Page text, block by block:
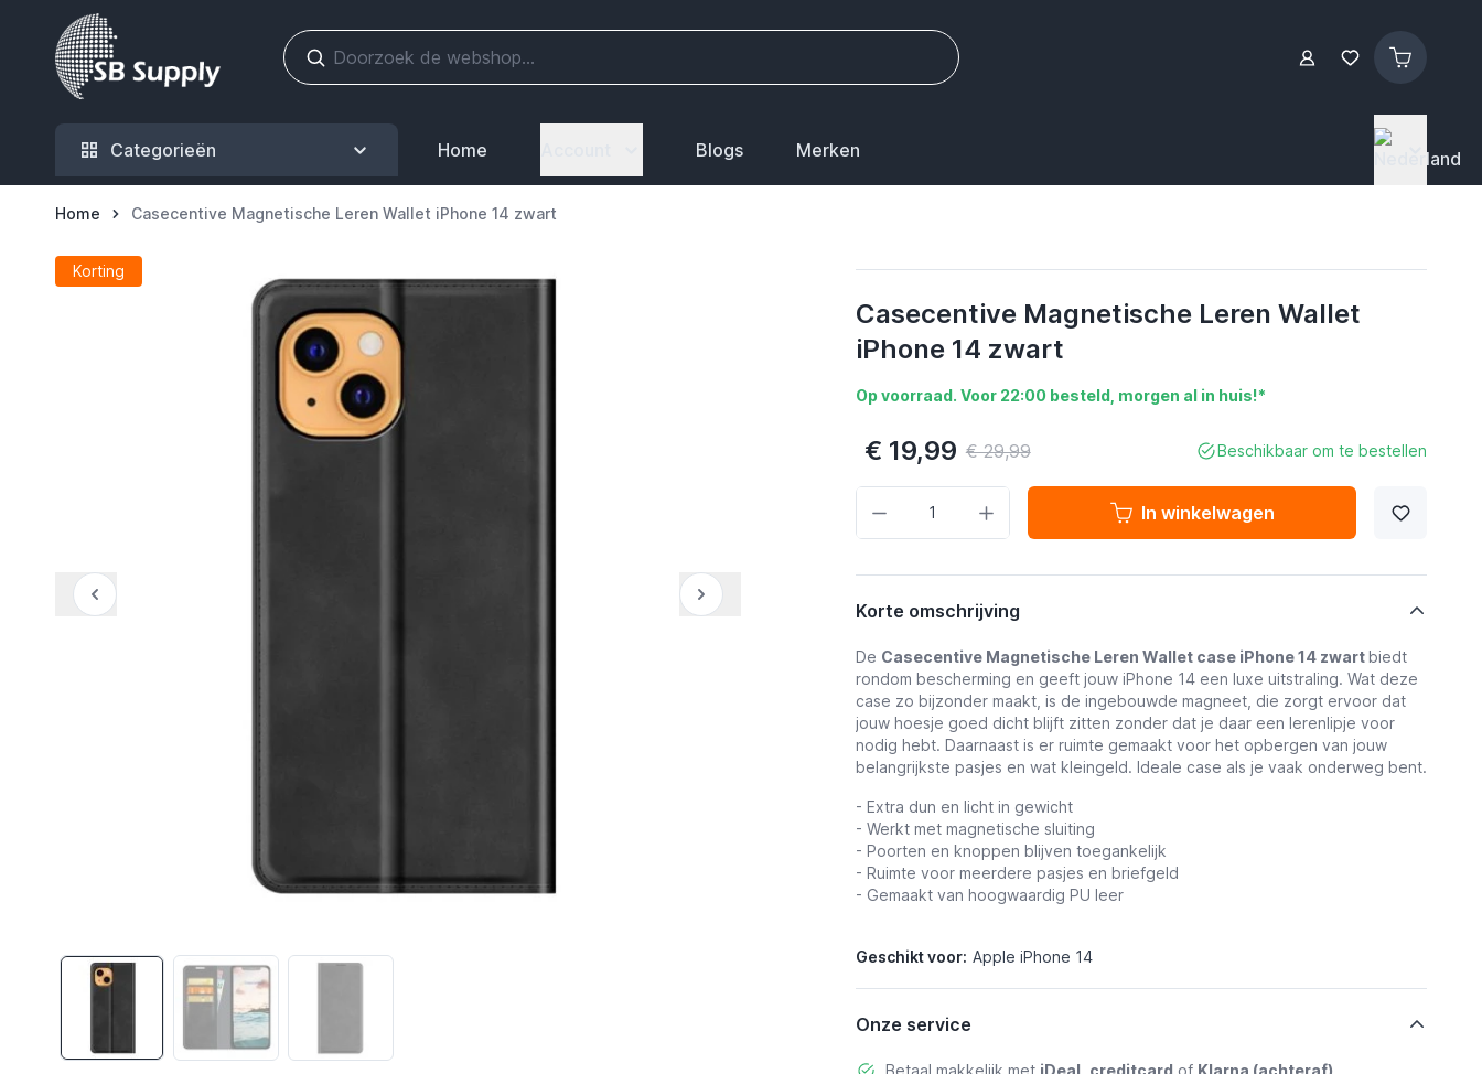
Ga naar de inhoud
Categorieën Home Blogs Merken
Home Casecentive Magnetische Leren Wallet iPhone 14 zwart
Korting
Casecentive Magnetische Leren Wallet
iPhone 14 zwart
Op voorraad. Voor 22:00 besteld, morgen al in huis!*
€ 19,99 € 29,99 Beschikbaar om te bestellen
In winkelwagen
Korte omschrijving
De Casecentive Magnetische Leren Wallet case iPhone 14 zwartbiedt
rondom bescherming en geeft jouw iPhone 14 een luxe uitstraling. Wat deze
case zo bijzonder maakt, is de ingebouwde magneet, die zorgt ervoor dat
jouw hoesje goed dicht blijft zitten zonder dat je daar een lerenlipje voor
nodig hebt. Daarnaast is er ruimte gemaakt voor het opbergen van jouw
belangrijkste pasjes en wat kleingeld. Ideale case als je vaak onderweg bent.
- Extra dun en licht in gewicht
- Werkt met magnetische sluiting
- Poorten en knoppen blijven toegankelijk
- Ruimte voor meerdere pasjes en briefgeld
- Gemaakt van hoogwaardig PU leer
Geschikt voor: Apple iPhone 14
Onze service
Betaal makkelijk met iDeal creditcard of Klarna (achteraf).